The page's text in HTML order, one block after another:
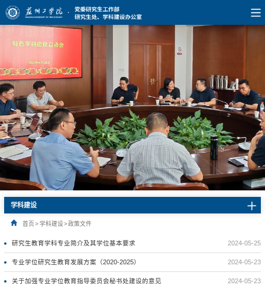
学科建设
首页>学科建设>政策文件
2024-05-25
研究生教育学科专业简介及其学位基本要求
2024-05-23
专业学位研究生教育发展方案（2020-2025）
2024-05-23
关于加强专业学位教育指导委员会秘书处建设的意见